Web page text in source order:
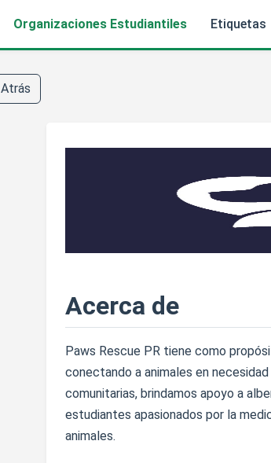
Organizaciones Estudiantiles Etiquetas
Atrás
Acerca de
Paws Rescue PR tiene como
conectando a animales en
comunitarias, brindamos apoyo a
estudiantes apasionados por la
animales.